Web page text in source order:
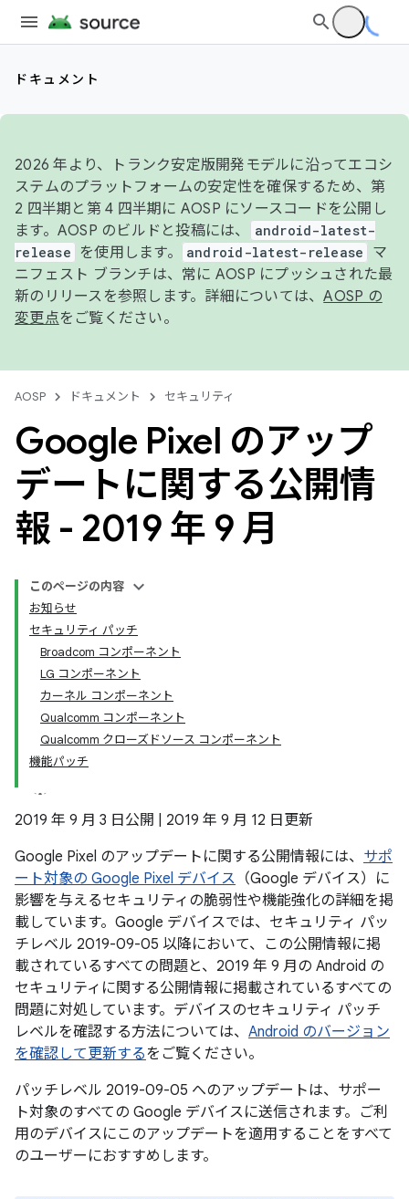
ドキュメント
2026 年より、トランク安定版開発モデルに沿ってエコシ
ステムのプラットフォームの安定性を確保するため、第
2 四半期と第 4 四半期に AOSP にソースコードを公開し
ます。AOSP のビルドと投稿には、
android-latest-
release
を使用します。 android-latest-release
マ
ニフェスト ブランチは、常に AOSP にプッシュされた最
新のリリースを参照します。詳細については、AOSP の
変更点をご覧ください。
AOSP ドキュメント セキュリティ
Google Pixel のアップ
デートに関する公開情
報 - 2019 年 9 月
このページの内容
お知らせ
セキュリティ パッチ
Broadcom コンポーネント
LG コンポーネント
カーネル コンポーネント
Qualcomm コンポーネント
Qualcomm クローズドソース コンポーネント
機能パッチ
2019 年 9 月 3 日公開 | 2019 年 9 月 12 日更新
Google Pixel のアップデートに関する公開情報には、 サポ
ート対象の Google Pixel デバイス （Google デバイス）に
影響を与えるセキュリティの脆弱性や機能強化の詳細を掲
載しています。Google デバイスでは、セキュリティ パッ
チレベル 2019-09-05 以降において、この公開情報に掲
載されているすべての問題と、2019 年 9 月の Android の
セキュリティに関する公開情報に掲載されているすべての
問題に対処しています。デバイスのセキュリティ パッチ
レベルを確認する方法については、 Android のバージョン
を確認して更新するをご覧ください。
パッチレベル 2019-09-05 へのアップデートは、サポー
ト対象のすべての Google デバイスに送信されます。ご利
用のデバイスにこのアップデートを適用することをすべて
のユーザーにおすすめします。